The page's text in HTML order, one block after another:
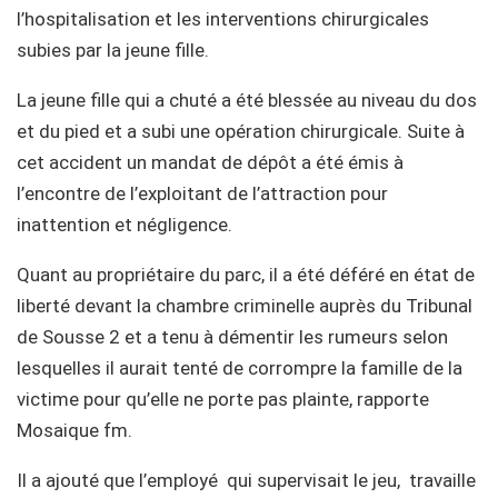
l’hospitalisation et les interventions chirurgicales
subies par la jeune fille.
La jeune fille qui a chuté a été blessée au niveau du dos
et du pied et a subi une opération chirurgicale. Suite à
cet accident un mandat de dépôt a été émis à
l’encontre de l’exploitant de l’attraction pour
inattention et négligence.
Quant au propriétaire du parc, il a été déféré en état de
liberté devant la chambre criminelle auprès du Tribunal
de Sousse 2 et a tenu à démentir les rumeurs selon
lesquelles il aurait tenté de corrompre la famille de la
victime pour qu’elle ne porte pas plainte, rapporte
Mosaique fm.
Il a ajouté que l’employé qui supervisait le jeu, travaille